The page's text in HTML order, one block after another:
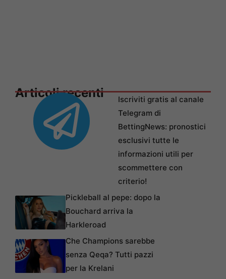
Articoli recenti
Iscriviti gratis al canale
Telegram di
BettingNews: pronostici
esclusivi tutte le
informazioni utili per
scommettere con
criterio!
Pickleball al pepe: dopo la
Bouchard arriva la
Harkleroad
Che Champions sarebbe
senza Qeqa? Tutti pazzi
per la Krelani